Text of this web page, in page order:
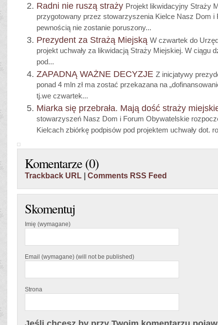
Radni nie ruszą straży Projekt likwidacyjny Straży
przygotowany przez stowarzyszenia Kielce Nasz Dom i
pewnością nie zostanie poruszony...
Prezydent za Strażą Miejską W czwartek do
projekt uchwały za likwidacją Straży Miejskiej. W ciągu
pod...
ZAPADNĄ WAŻNE DECYZJE Z inicjatywy
ponad 4 mln zł ma zostać przekazana na
tj.we czwartek...
Miarka się przebrała. Mają dość straży
stowarzyszeń Nasz Dom i Forum Obywatelskie
Kielcach zbiórkę podpisów pod projektem uchwały dot.
Komentarze (0)
Trackback URL Comments RSS Feed
Skomentuj
Imię (wymagane)
Email (wymagane) (will not be published)
Strona